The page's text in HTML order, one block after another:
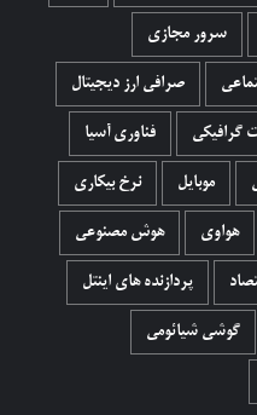
سرور مجازی
صرافی ارز دیجیتال
گرافيکی فناوری آسیا
موبایل نرخ بیکاری
هواوی هوش مصنوعی
پردازنده های اینتل
گوشی شیائومی